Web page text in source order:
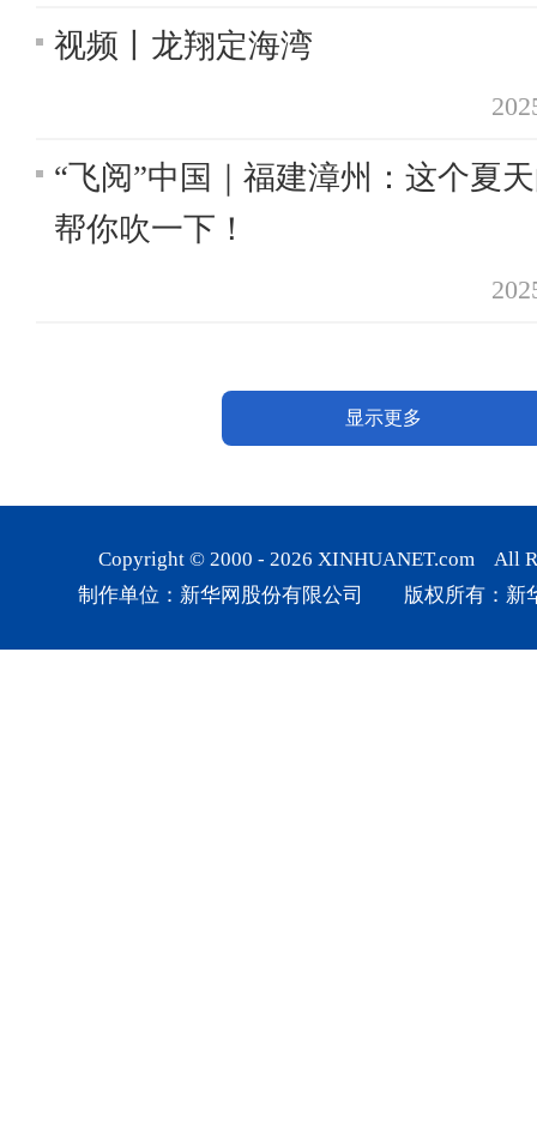
视频丨龙翔定海湾
“飞阅”中国｜福建漳州：这个夏
帮你吹一下！
显示更多
Copyright © 2000 - 2026 XINHUANET.com All
制作单位：新华网股份有限公司 版权所有：新